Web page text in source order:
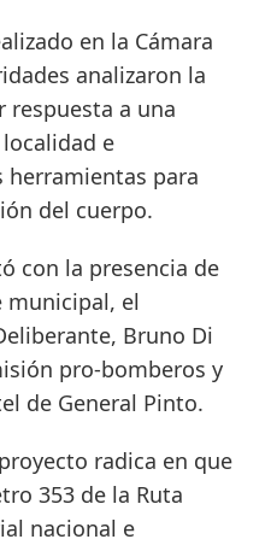
en la Cámara
analizaron la
respuesta a una
e
para
del cuerpo.
con la presencia de
el
Bruno Di
pro-bomberos y
de General Pinto.
radica en que
353 de la Ruta
nacional e